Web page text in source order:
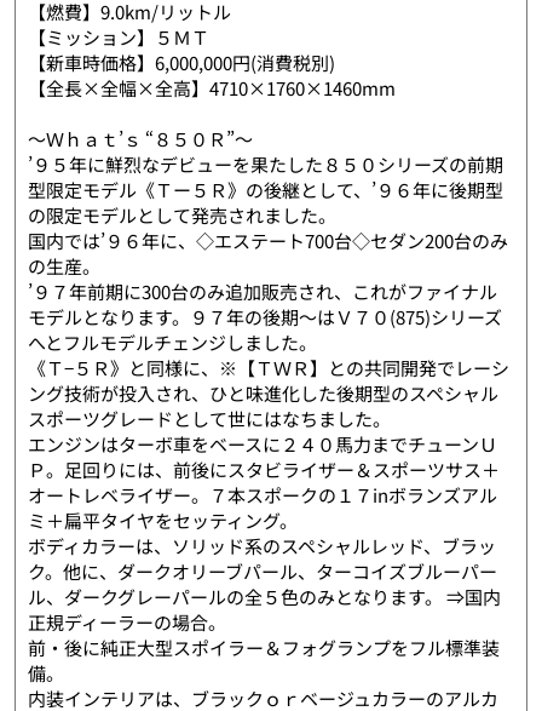
【燃費】9.0km/リットル
【ミッション】５ＭＴ
【新車時価格】6,000,000円(消費税別)
【全長×全幅×全高】4710×1760×1460mm
〜Ｗｈａｔ’ｓ “８５０Ｒ”〜
’９５年に鮮烈なデビューを果たした８５０シリーズの前期
型限定モデル《Ｔー５Ｒ》の後継として、’９６年に後期型
の限定モデルとして発売されました。
国内では’９６年に、◇エステート700台◇セダン200台のみ
の生産。
’９７年前期に300台のみ追加販売され、これがファイナル
モデルとなります。９７年の後期〜はＶ７０(875)シリーズ
へとフルモデルチェンジしました。
《Ｔ−５Ｒ》と同様に、※【ＴＷＲ】との共同開発でレーシ
ング技術が投入され、ひと味進化した後期型のスペシャル
スポーツグレードとして世にはなちました。
エンジンはターボ車をベースに２４０馬力までチューンＵ
Ｐ。足回りには、前後にスタビライザー＆スポーツサス＋
オートレベライザー。７本スポークの１７inボランズアル
ミ＋扁平タイヤをセッティング。
ボディカラーは、ソリッド系のスペシャルレッド、ブラッ
ク。他に、ダークオリーブパール、ターコイズブルーパー
ル、ダークグレーパールの全５色のみとなります。 ⇒国内
正規ディーラーの場合。
前・後に純正大型スポイラー＆フォグランプをフル標準装
備。
内装インテリアは、ブラックｏｒベージュカラーのアルカ